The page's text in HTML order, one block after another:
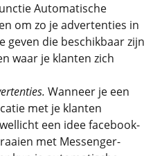
Automatische
om zo je advertenties in
geven die beschikbaar zijn
waar je klanten zich
Wanneer je een
met je klanten
een idee facebook-
met Messenger-